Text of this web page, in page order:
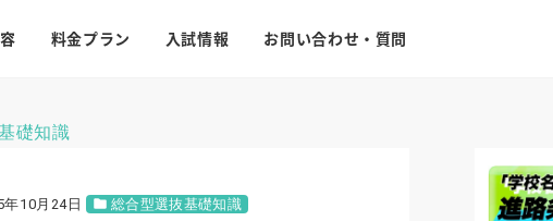
料金プラン 入試情報 お問い合わせ・質問
礎知識
年10月24日 総合型選抜基礎知識